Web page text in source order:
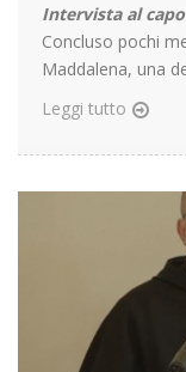
Intervista al
Concluso pochi
Maddalena, una
Leggi tutto